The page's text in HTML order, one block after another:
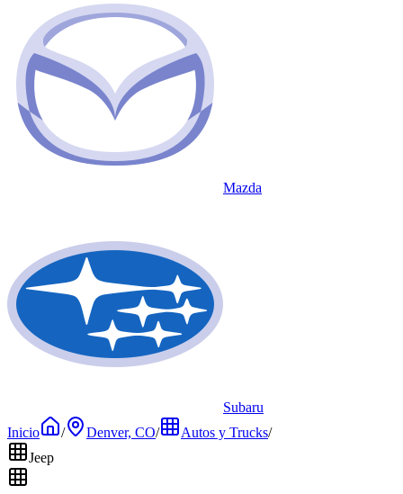
Mazda
Subaru
Inicio
/ Denver, CO/ Autos y Trucks/
Jeep